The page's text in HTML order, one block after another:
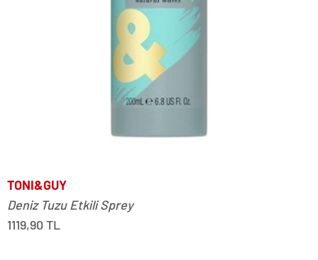
TONI&GUY
Deniz Tuzu Etkili Sprey
1119,90 TL